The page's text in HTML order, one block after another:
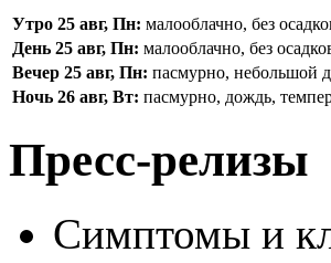
Утро 25 авг, Пн: малооблачно, без
День 25 авг, Пн: малооблачно, без
Вечер 25 авг, Пн: пасмурно, небольшой
Ночь 26 авг, Вт: пасмурно, дождь,
Пресс-релизы
Симптомы и